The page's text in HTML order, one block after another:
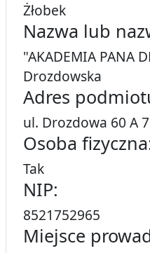
Żłobek
Nazwa lub
"AKADEMIA PANA
Drozdowska
Adres
ul. Drozdowa 60 A
Osoba
Tak
NIP:
8521752965
Miejsce